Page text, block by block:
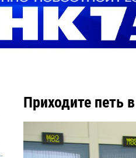
Приходите петь